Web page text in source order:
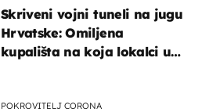
Skriveni vojni tuneli na jugu
Hrvatske: Omiljena
kupališta na koja lokalci u
POKROVITELJ CORONA